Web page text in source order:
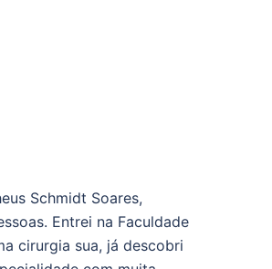
Schmidt Soares,
Entrei na Faculdade
cirurgia sua, já descobri